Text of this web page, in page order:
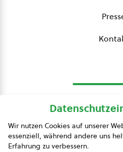
Wir nutzen Cookies auf unserer
essenziell, während andere uns
Erfahrung zu verbessern.